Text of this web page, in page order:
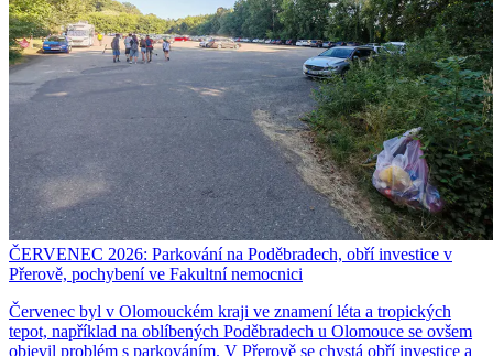
ČERVENEC 2026: Parkování na Poděbradech, obří investice v
Přerově, pochybení ve Fakultní nemocnici
Červenec byl v Olomouckém kraji ve znamení léta a tropických
tepot, například na oblíbených Poděbradech u Olomouce se ovšem
objevil problém s parkováním. V Přerově se chystá obří investice a